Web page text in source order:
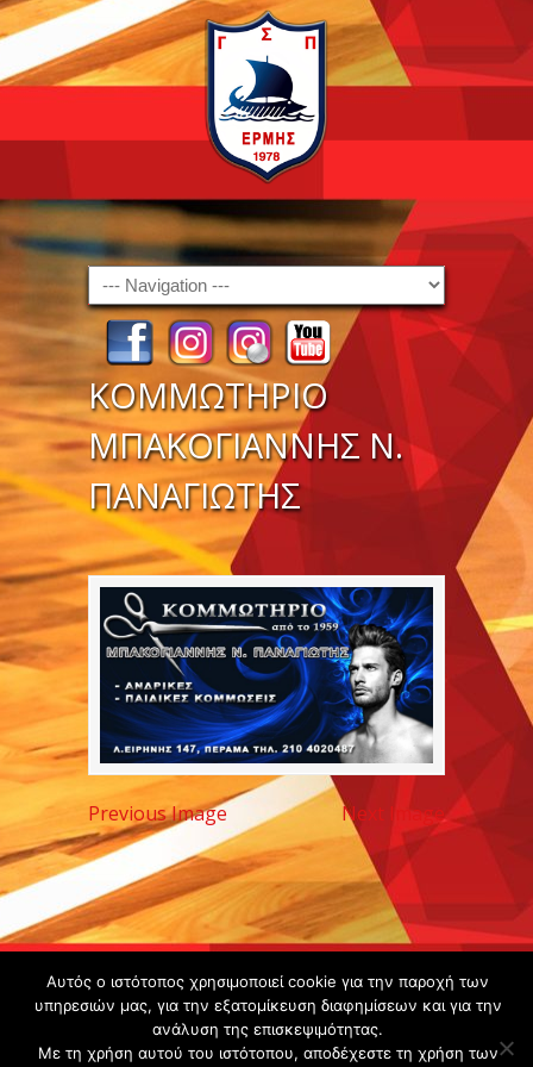
Navigation
ΚΟΜΜΩΤΗΡΙΟ
ΜΠΑΚΟΓΙΑΝΝΗΣ Ν.
ΠΑΝΑΓΙΩΤΗΣ
Previous Image Next Image
Copyright ©
2020 -
Gsperamatosermis.gr
Αυτός ο ιστότοπος χρησιμοποιεί cookie για την παροχή των
υπηρεσιών μας, για την εξατομίκευση διαφημίσεων και για την
ανάλυση της επισκεψιμότητας.
Με τη χρήση αυτού του ιστότοπου, αποδέχεστε τη χρήση των